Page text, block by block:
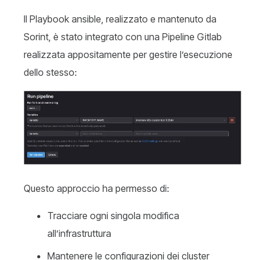
Il Playbook ansible, realizzato e mantenuto da
Sorint, è stato integrato con una Pipeline Gitlab
realizzata appositamente per gestire l’esecuzione
dello stesso:
Questo approccio ha permesso di:
Tracciare ogni singola modifica
all’infrastruttura
Mantenere le configurazioni dei cluster